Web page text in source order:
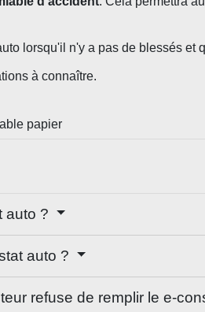
lorsqu'il n'y a pas de blessés
à connaître.
papier
auto ?
auto ?
refuse de remplir le e-